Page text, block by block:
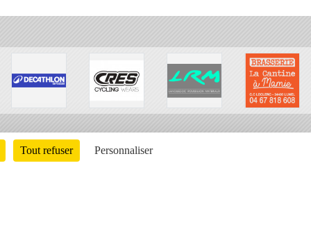
Tout refuser Personnaliser